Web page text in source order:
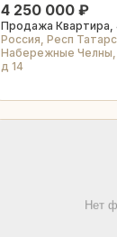
4 250 000 ₽
Продажа Квартира,
Россия, Респ
Набережные Челны,
д 14